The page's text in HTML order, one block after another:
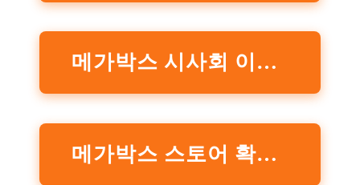
메가박스 시사회 이벤트 공식홈페이지 확인하기
메가박스 스토어 확인하기